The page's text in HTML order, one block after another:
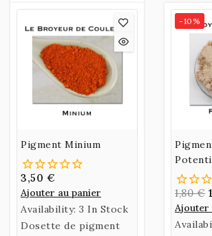
Pigment Minium
3,50 €
Ajouter au panier
Availability: 3 In Stock
Dosette de pigment
-10%
1,80 €
Ajouter